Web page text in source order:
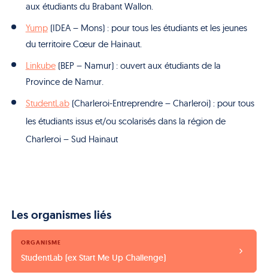
aux étudiants du Brabant Wallon.
Yump(IDEA – Mons) : pour tous les étudiants et les jeunes
du territoire Cœur de Hainaut.
Linkube(BEP – Namur) : ouvert aux étudiants de la
Province de Namur.
StudentLab(Charleroi-Entreprendre – Charleroi) : pour tous
les étudiants issus et/ou scolarisés dans la région de
Charleroi – Sud Hainaut
Les organismes liés
ORGANISME
StudentLab (ex Start Me Up Challenge)